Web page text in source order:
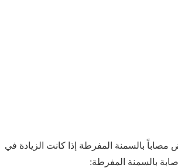
مصاباً بالسمنة المفرطة إذا كانت الزيادة في